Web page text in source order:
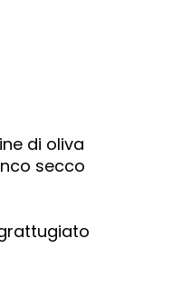
di oliva
secco